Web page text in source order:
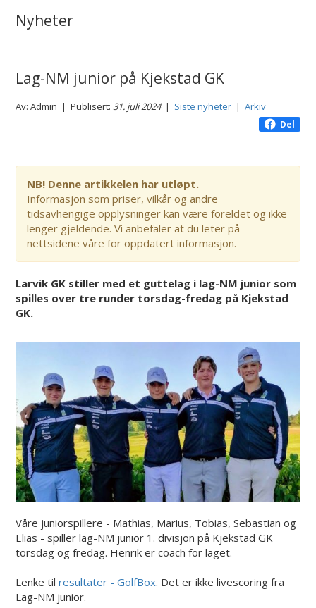
Nyheter
Lag-NM junior på Kjekstad GK
Av: Admin | Publisert:31. juli 2024| Siste nyheter |Arkiv
Del
NB! Denne artikkelen har utløpt.
Informasjon som priser, vilkår og andre
tidsavhengige opplysninger kan være foreldet og ikke
lenger gjeldende. Vi anbefaler at du leter på
nettsidene våre for oppdatert informasjon.
Larvik GK stiller med et guttelag i lag-NM junior som
spilles over tre runder torsdag-fredag på Kjekstad
GK.
Våre juniorspillere - Mathias, Marius, Tobias, Sebastian og
Elias - spiller lag-NM junior 1. divisjon på Kjekstad GK
torsdag og fredag. Henrik er coach for laget.
Lenke tilresultater - GolfBox. Det er ikke livescoring fra
Lag-NM junior.